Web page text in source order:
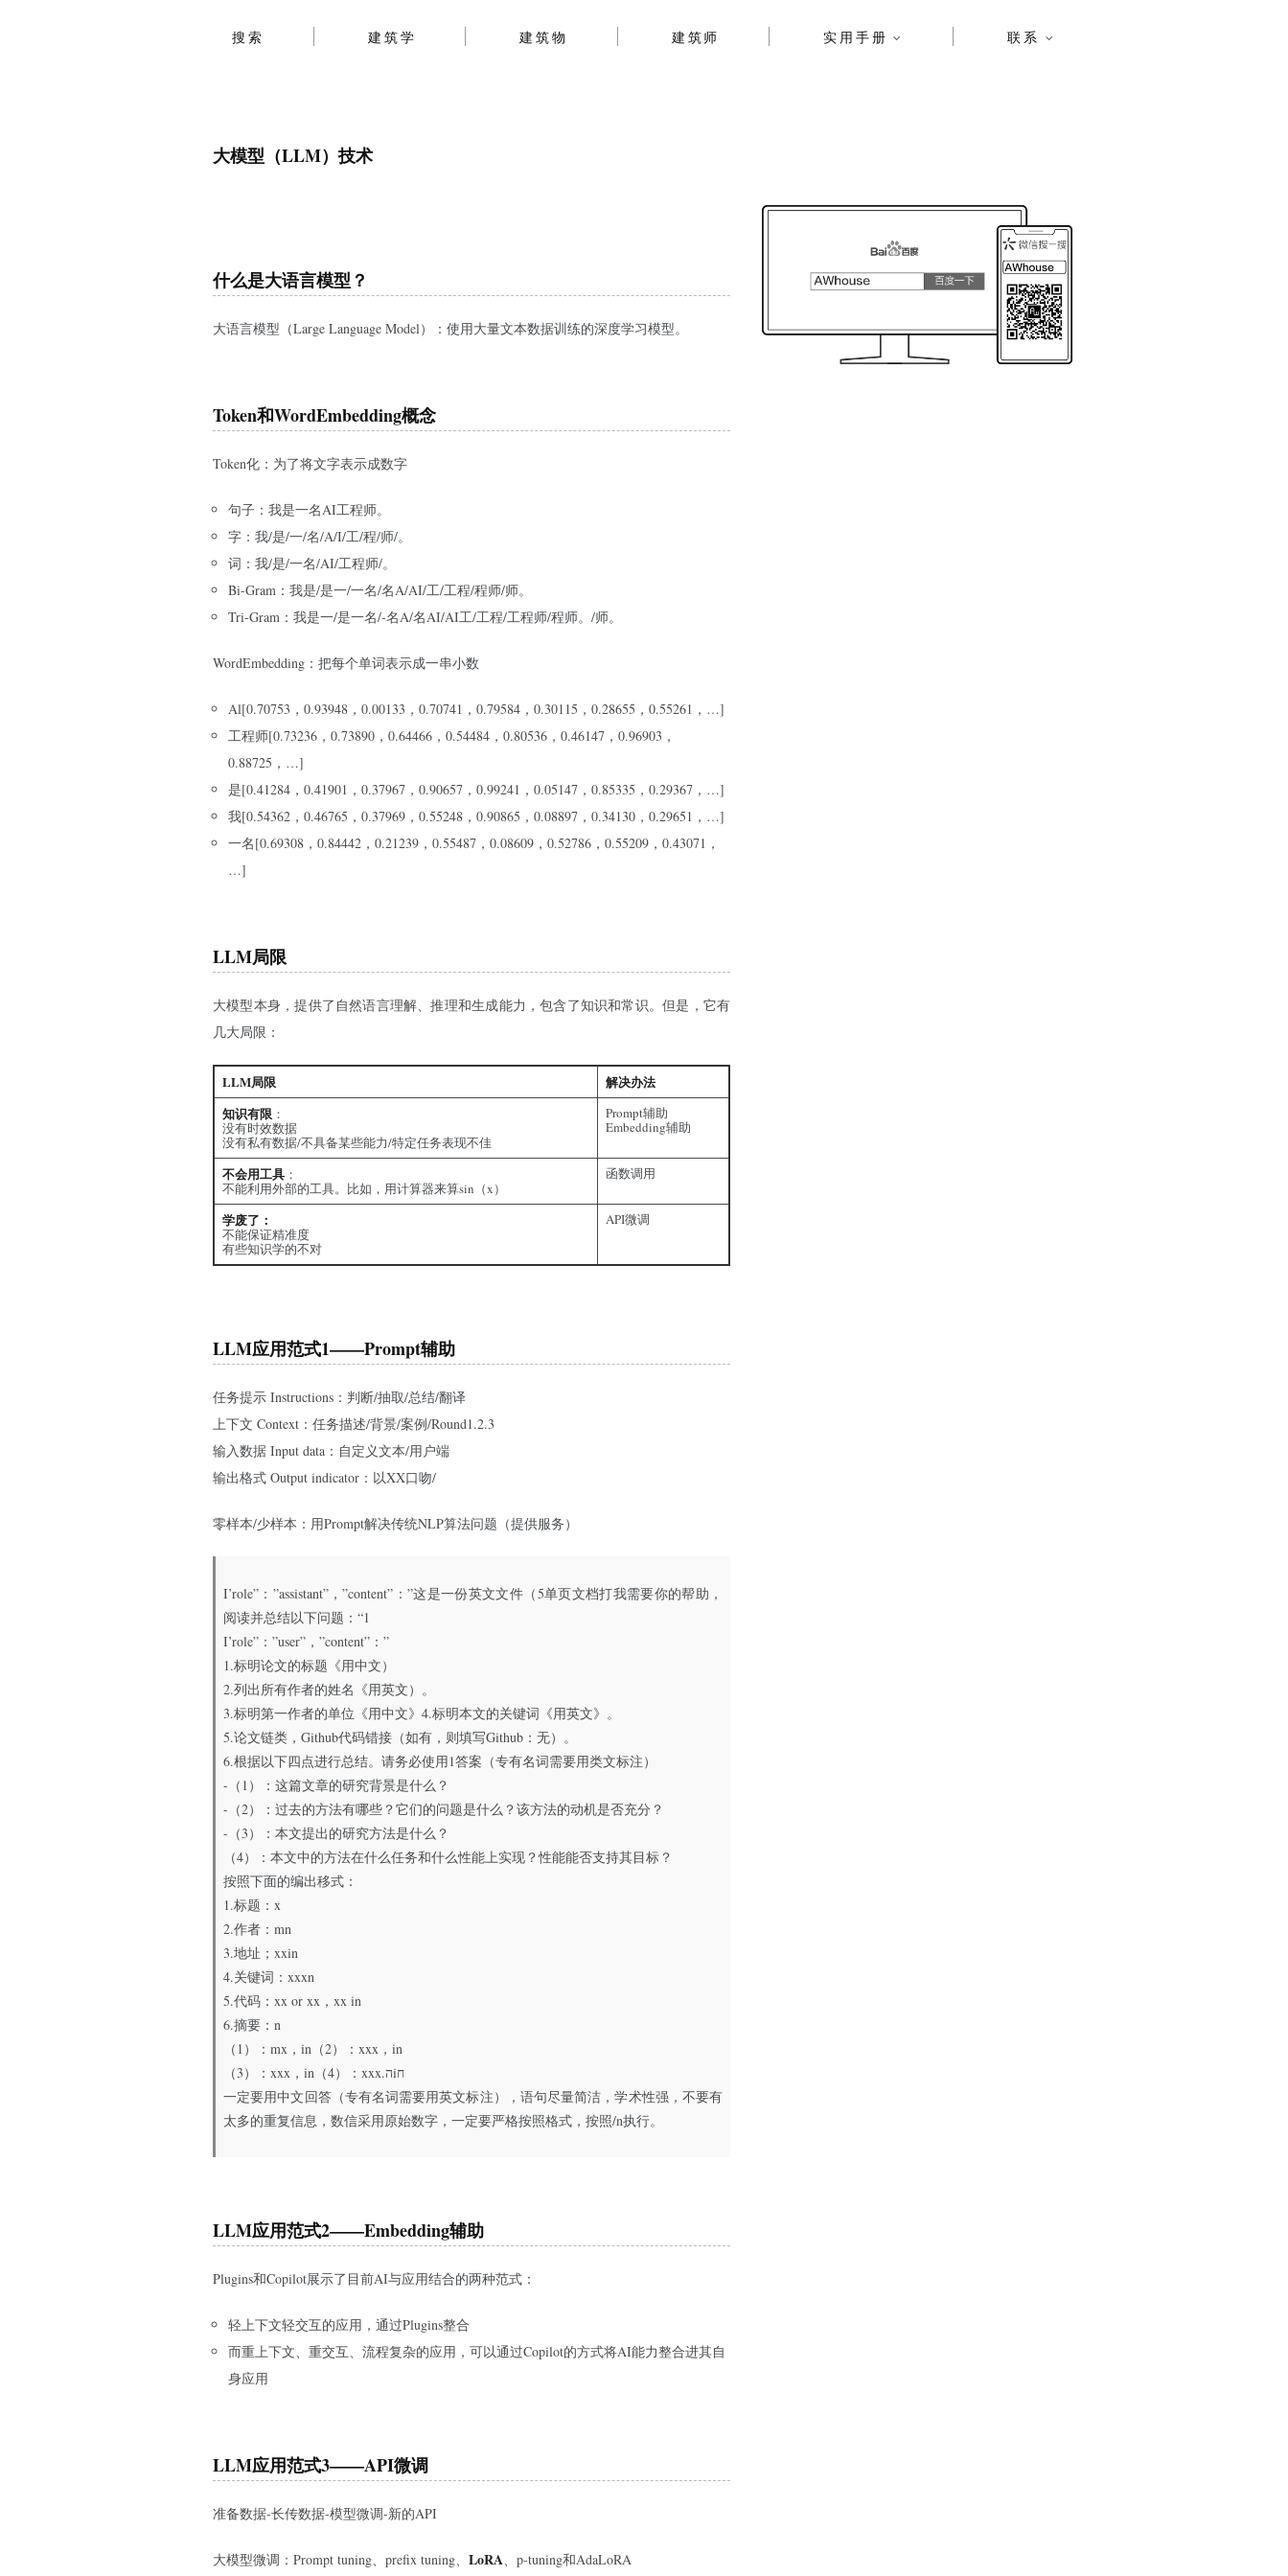
搜索 建筑学 建筑物 建筑师 实用手册 联系
大模型（LLM）技术
什么是大语言模型？
大语言模型（Large Language Model）：使用大量文本数据训练的深度学习模型。
Token和WordEmbedding概念
Token化：为了将文字表示成数字
句子：我是一名AI工程师。
字：我/是/一/名/A/I/工/程/师/。
词：我/是/一名/AI/工程师/。
Bi-Gram：我是/是一/一名/名A/AI/工/工程/程师/师。
Tri-Gram：我是一/是一名/-名A/名AI/AI工/工程/工程师/程师。/师。
WordEmbedding：把每个单词表示成一串小数
Al[0.70753，0.93948，0.00133，0.70741，0.79584，0.30115，0.28655，0.55261，…]
工程师[0.73236，0.73890，0.64466，0.54484，0.80536，0.46147，0.96903，
0.88725，…]
是[0.41284，0.41901，0.37967，0.90657，0.99241，0.05147，0.85335，0.29367，…]
我[0.54362，0.46765，0.37969，0.55248，0.90865，0.08897，0.34130，0.29651，…]
一名[0.69308，0.84442，0.21239，0.55487，0.08609，0.52786，0.55209，0.43071，
…]
LLM局限
大模型本身，提供了自然语言理解、推理和生成能力，包含了知识和常识。但是，它有
几大局限：
LLM局限
解决办法
知识有限 ：
没有时效数据
没有私有数据/不具备某些能力/特定任务表现不佳
Prompt辅助
Embedding辅助
不会用工具 ：
不能利用外部的工具。比如，用计算器来算sin（x）
函数调用
学废了：
不能保证精准度
有些知识学的不对
API微调
LLM应用范式1——Prompt辅助
任务提示 Instructions：判断/抽取/总结/翻译
上下文 Context：任务描述/背景/案例/Round1.2.3
输入数据 Input data：自定义文本/用户端
输出格式 Output indicator：以XX口吻/
零样本/少样本：用Prompt解决传统NLP算法问题（提供服务）
I’role”：”assistant”，”content”：”这是一份英文文件（5单页文档打我需要你的帮助，
阅读并总结以下问题：“1
I’role”：”user”，”content”：”
1.标明论文的标题《用中文）
2.列出所有作者的姓名《用英文）。
3.标明第一作者的单位《用中文》4.标明本文的关键词《用英文》。
5.论文链类，Github代码错接（如有，则填写Github：无）。
6.根据以下四点进行总结。请务必使用1答案（专有名词需要用类文标注）
-（1）：这篇文章的研究背景是什么？
-（2）：过去的方法有哪些？它们的问题是什么？该方法的动机是否充分？
-（3）：本文提出的研究方法是什么？
（4）：本文中的方法在什么任务和什么性能上实现？性能能否支持其目标？
按照下面的编出移式：
1.标题：x
2.作者：mn
3.地址；xxin
4.关键词：xxxn
5.代码：xx or xx，xx in
6.摘要：n
（1）：mx，in（2）：xxx，in
（3）：xxx，in（4）：xxx.הiח
一定要用中文回答（专有名词需要用英文标注），语句尽量简洁，学术性强，不要有
太多的重复信息，数信采用原始数字，一定要严格按照格式，按照/n执行。
LLM应用范式2——Embedding辅助
Plugins和Copilot展示了目前AI与应用结合的两种范式：
轻上下文轻交互的应用，通过Plugins整合
而重上下文、重交互、流程复杂的应用，可以通过Copilot的方式将AI能力整合进其自
身应用
LLM应用范式3——API微调
准备数据-长传数据-模型微调-新的API
大模型微调：Prompt tuning、prefix tuning、 LoRA、p-tuning和AdaLoRA